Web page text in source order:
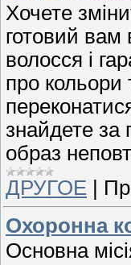
Хочете
готовий вам
волосся і
про кольори
знайдете за
образ
ДРУГОЕ |
Охоронна
Основна